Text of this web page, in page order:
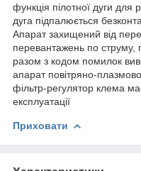
функція пілотної дуги для
дуга підпалюється
Апарат захищений від
перевантажень по
разом з кодом помилок
апарат повітряно-
фільтр-регулятор клема
експлуатації
Приховати